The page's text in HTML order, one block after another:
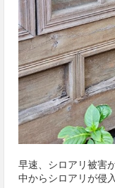
早速、シロアリ被害
中からシロアリが侵